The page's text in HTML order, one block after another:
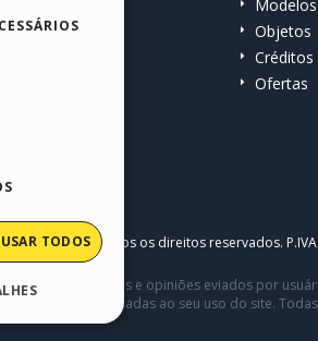
usuários
Modelos
Objetos
Créditos
Ofertas
Incomedia s.r.l. Todos os direitos reservados.
comentários e opiniões eviados por
com ou relacionadas ao seu uso do site.
PORTUGUESE
TODOS